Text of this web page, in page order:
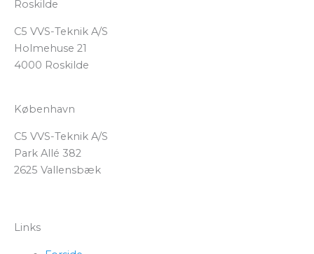
Roskilde
C5 VVS-Teknik A/S
Holmehuse 21
4000 Roskilde
København
C5 VVS-Teknik A/S
Park Allé 382
2625 Vallensbæk
Links